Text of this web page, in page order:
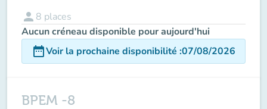
person 8 places
Aucun créneau disponible pour aujourd'hui
date_rangeVoir la prochaine disponibilité :07/08/2026
BPEM -8